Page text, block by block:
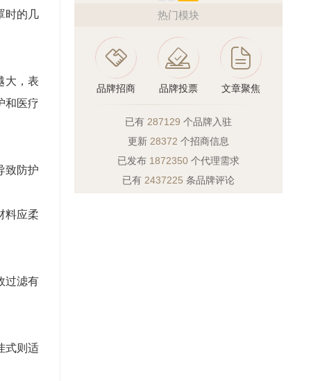
时的几
大，表
和医疗
致防护
料应柔
过滤有
式则适
热门模块
品牌招商 品牌投票 文章聚焦
已有 287129 个品牌入驻
更新 28372 个招商信息
已发布 1872350 个代理需求
已有 2437225 条品牌评论